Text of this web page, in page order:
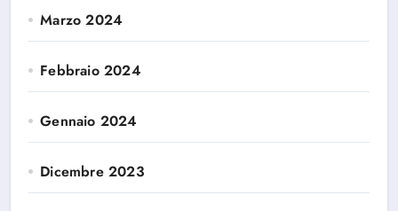
Marzo 2024
Febbraio 2024
Gennaio 2024
Dicembre 2023